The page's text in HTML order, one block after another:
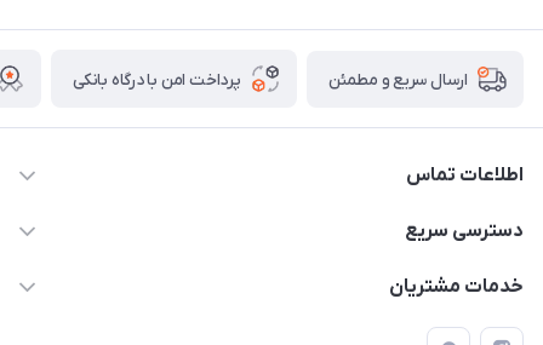
ارسال سریع و مطمئن پرداخت امن با درگاه بانکی
اطلاعات تماس
09171843500 و 07152240182
دسترسی سریع
حساب کاربری
خدمات مشتریان
راهنما